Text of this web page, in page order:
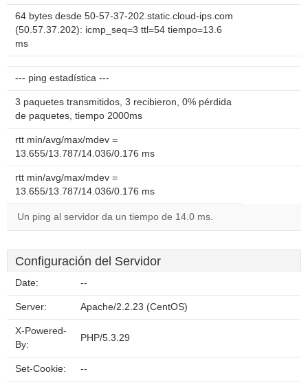
64 bytes desde 50-57-37-202.static.cloud-ips.com
(50.57.37.202): icmp_seq=3 ttl=54 tiempo=13.6
ms
--- ping estadística ---
3 paquetes transmitidos, 3 recibieron, 0% pérdida
de paquetes, tiempo 2000ms
rtt min/avg/max/mdev =
13.655/13.787/14.036/0.176 ms
rtt min/avg/max/mdev =
13.655/13.787/14.036/0.176 ms
Un ping al servidor da un tiempo de 14.0 ms.
Configuración del Servidor
Date: --
Server: Apache/2.2.23 (CentOS)
X-Powered-
By:
PHP/5.3.29
Set-Cookie: --